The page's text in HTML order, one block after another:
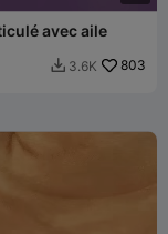
avec aile
 3.6K 803